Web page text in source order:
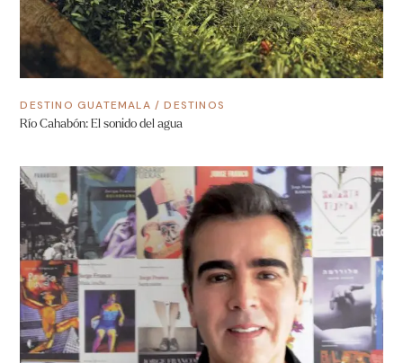
DESTINO GUATEMALA /DESTINOS
Río Cahabón: El sonido del agua